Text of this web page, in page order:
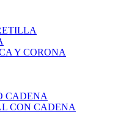
Y CORONA
CADENA
CON CADENA